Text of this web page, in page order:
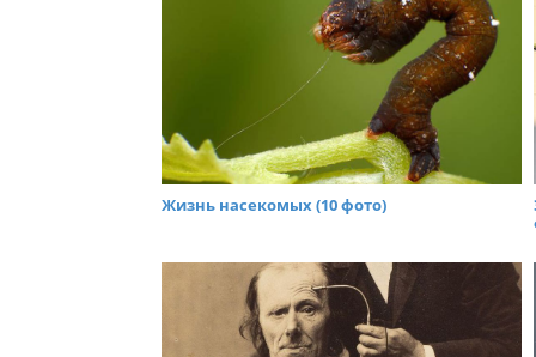
Жизнь насекомых (10 фото)